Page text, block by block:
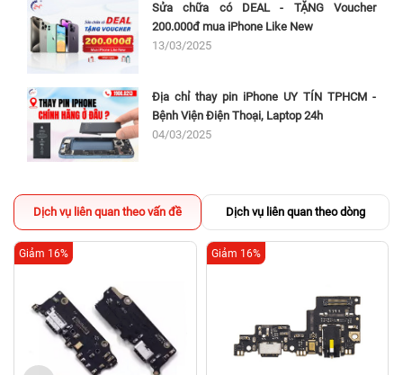
Sửa chữa có DEAL - TẶNG Voucher
200.000đ mua iPhone Like New
13/03/2025
Địa chỉ thay pin iPhone UY TÍN TPHCM -
Bệnh Viện Điện Thoại, Laptop 24h
04/03/2025
Dịch vụ liên quan theo vấn đề Dịch vụ liên quan theo dòng
Giảm 16% Giảm 16%